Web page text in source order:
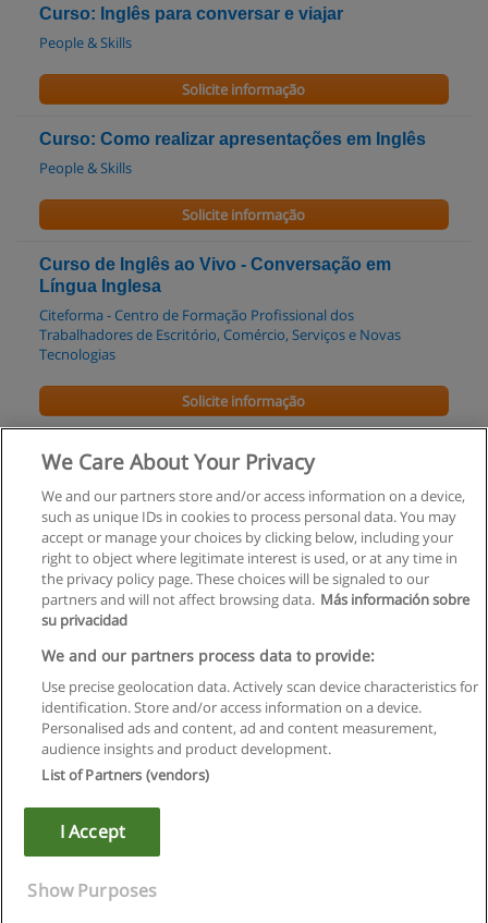
Curso: Inglês para conversar e viajar
People & Skills
Solicite informação
Curso: Como realizar apresentações em Inglês
People & Skills
Solicite informação
Curso de Inglês ao Vivo - Conversação em
Língua Inglesa
Citeforma - Centro de Formação Profissional dos
Trabalhadores de Escritório, Comércio, Serviços e Novas
Tecnologias
Solicite informação
Curso de Inglês
Solicite informação
Regras de uso
Privacidade de dados
Entrar em contato com Educaedu
Copyright © Educaedu Business S.L. - CIF : B-95610580: -
We Care About Your Privacy
We and our partners store and/or access information on a device,
such as unique IDs in cookies to process personal data. You may
accept or manage your choices by clicking below, including your
right to object where legitimate interest is used, or at any time in
the privacy policy page. These choices will be signaled to our
partners and will not affect browsing data. Más información sobre
su privacidad
We and our partners process data to provide:
Use precise geolocation data. Actively scan device characteristics for
identification. Store and/or access information on a device.
Personalised ads and content, ad and content measurement,
audience insights and product development.
List of Partners (vendors)
I Accept
Show Purposes